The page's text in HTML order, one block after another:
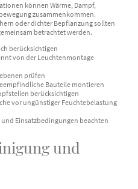
können Wärme, Dampf,
zusammenkommen.
oder dichter Bepflanzung sollten
betrachtet werden.
berücksichtigen
von der Leuchtenmontage
prüfen
Bauteile montieren
berücksichtigen
vor ungünstiger Feuchtebelastung
Einsatzbedingungen beachten
und